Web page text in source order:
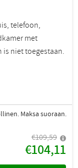
telefoon,
met
is niet toegestaan.
Maksa suoraan.
€109,59
€104,11